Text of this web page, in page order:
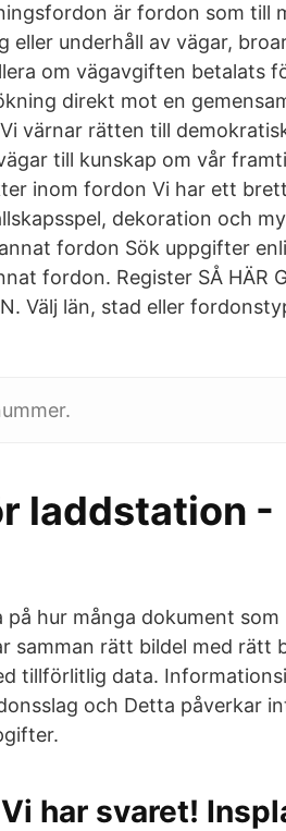
är fordon som till
eller underhåll av vägar,
om vägavgiften betalats
direkt mot en
värnar rätten till
till kunskap om vår
inom fordon Vi har ett brett
dekoration och
fordon Sök uppgifter
fordon. Register SÅ HÄR
Välj län, stad eller
laddstation -
hur många dokument som
samman rätt bildel med rätt
tillförlitlig data.
och Detta påverkar
har svaret!